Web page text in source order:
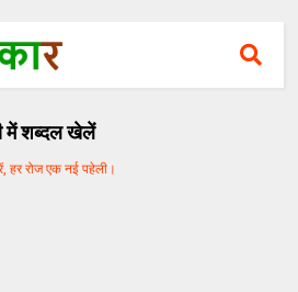
में शब्दल खेलें
हर रोज एक नई पहेली।